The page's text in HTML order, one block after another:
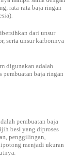
rata-rata baja ringan
dari unsur
serta unsur karbonnya
digunakan adalah
pembuatan baja ringan
pembuatan baja
besi yang diproses
penggilingan,
menjadi ukuran